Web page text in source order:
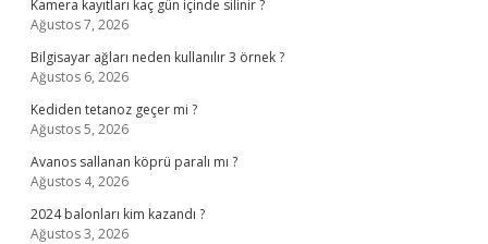
Kamera kayıtları kaç gün içinde silinir ?
Ağustos 7, 2026
Bilgisayar ağları neden kullanılır 3 örnek ?
Ağustos 6, 2026
Kediden tetanoz geçer mi ?
Ağustos 5, 2026
Avanos sallanan köprü paralı mı ?
Ağustos 4, 2026
2024 balonları kim kazandı ?
Ağustos 3, 2026